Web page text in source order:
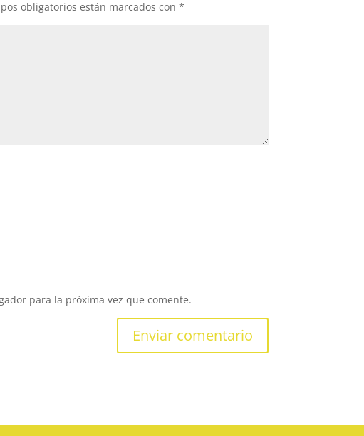
obligatorios están marcados con *
para la próxima vez que comente.